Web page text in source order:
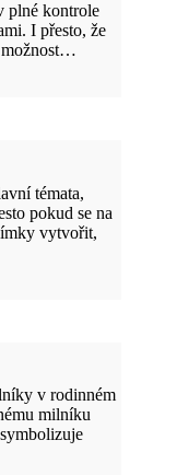
plné kontrole
I přesto, že
možnost…
témata,
pokud se na
vytvořit,
v rodinném
milníku